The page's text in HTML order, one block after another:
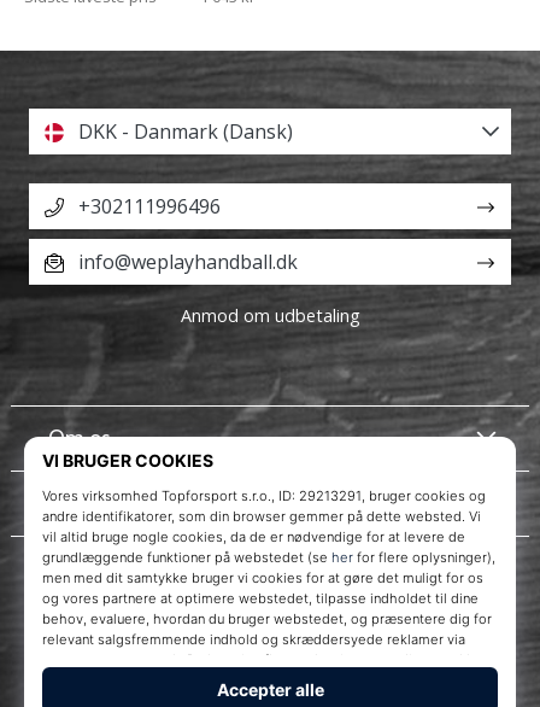
WePlayHandball.dk
Instagram
Om os
Kundeservice
DKK - Danmark (Dansk)
+302111996496
info@weplayhandball.dk
Anmod om udbetaling